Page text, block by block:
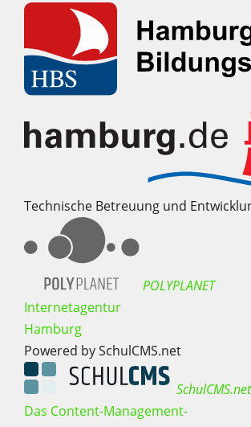
Technische Betreuung und
POLYPLANET
Internetagentur
Hamburg
Powered by SchulCMS.net
SchulCMS.net
Das Content-Management-